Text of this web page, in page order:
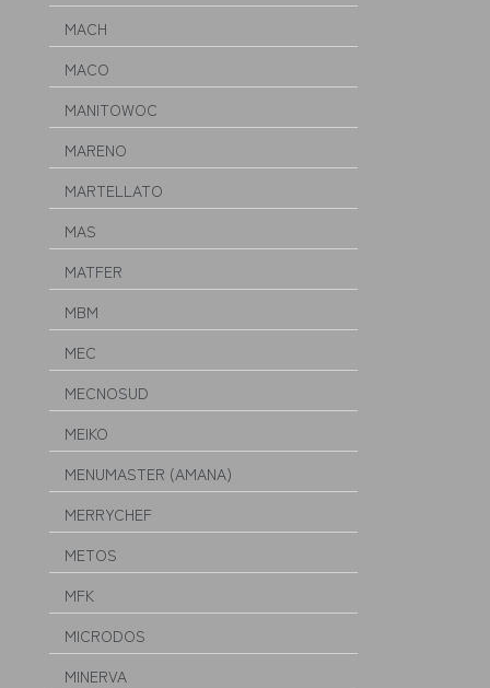
MACH
MACO
MANITOWOC
MARENO
MARTELLATO
MAS
MATFER
MBM
MEC
MECNOSUD
MEIKO
MENUMASTER (AMANA)
MERRYCHEF
METOS
MFK
MICRODOS
MINERVA